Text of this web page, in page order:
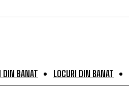
DIN BANAT LOCURI DIN BANAT